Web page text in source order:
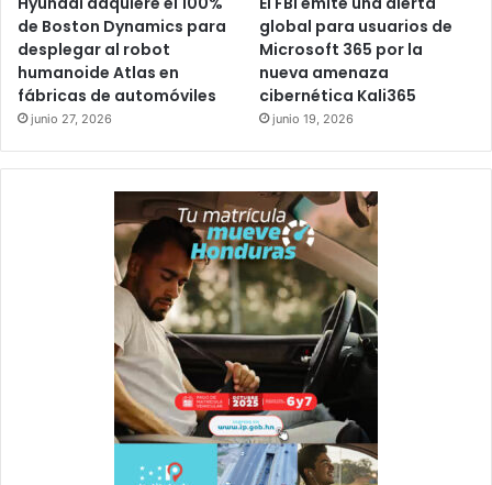
de Boston Dynamics para
desplegar al robot
humanoide Atlas en
fábricas de automóviles
junio 27, 2026
global para usuarios de
Microsoft 365 por la
nueva amenaza
cibernética Kali365
junio 19, 2026